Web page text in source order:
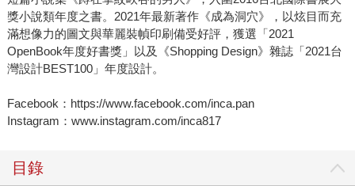
獎小說類年度之書。2021年最新著作《成為洞穴》，以炫目而充
滿想像力的圖文與華麗裝幀印刷備受好評，獲選「2021
OpenBook年度好書獎」以及《Shopping Design》雜誌「2021台
灣設計BEST100」年度設計。
Facebook：https://www.facebook.com/inca.pan
Instagram：www.instagram.com/inca817
目錄